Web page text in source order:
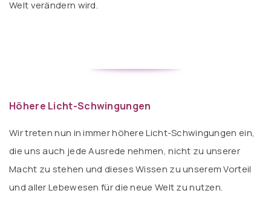
Welt verändern wird.
Höhere Licht-Schwingungen
Wir treten nun in immer höhere Licht-Schwingungen ein,
die uns auch jede Ausrede nehmen, nicht zu unserer
Macht zu stehen und dieses Wissen zu unserem Vorteil
und aller Lebewesen für die neue Welt zu nutzen.